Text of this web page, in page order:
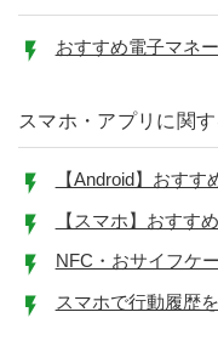
おすすめ電子マネ
スマホ・アプリに関
【Android】おす
【スマホ】おすす
NFC・おサイフケ
スマホで行動履歴